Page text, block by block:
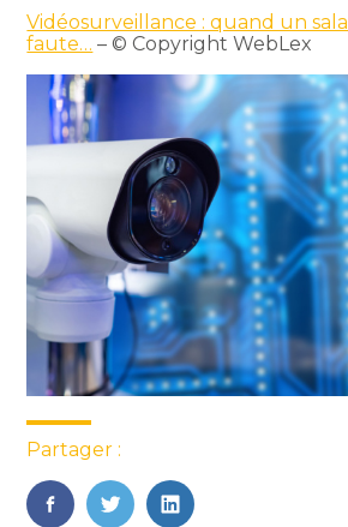
Vidéosurveillance : quand un
faute… – © Copyright WebLex
Partager :